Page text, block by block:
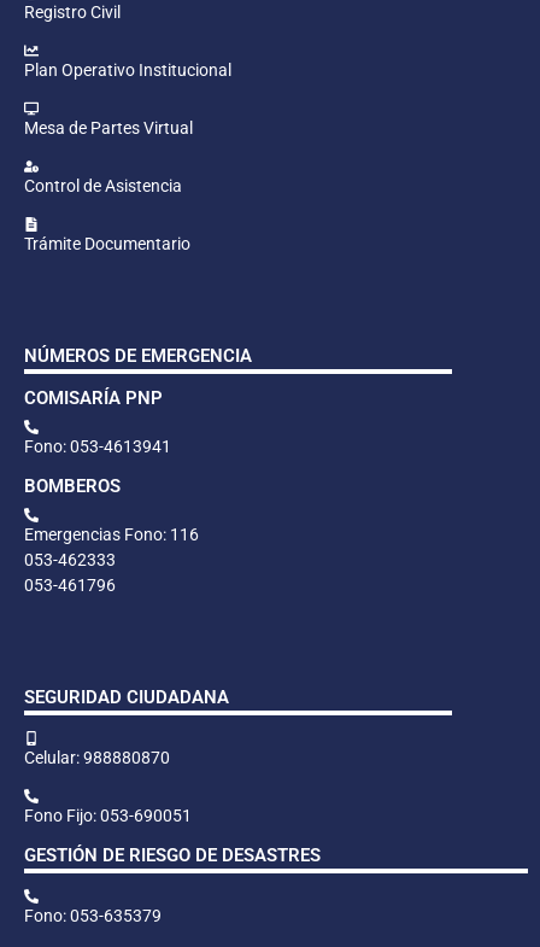
Registro Civil
Plan Operativo Institucional
Mesa de Partes Virtual
Control de Asistencia
Trámite Documentario
NÚMEROS DE EMERGENCIA
COMISARÍA PNP
Fono: 053-4613941
BOMBEROS
Emergencias Fono: 116
053-462333
053-461796
SEGURIDAD CIUDADANA
Celular: 988880870
Fono Fijo: 053-690051
GESTIÓN DE RIESGO DE DESASTRES
Fono: 053-635379